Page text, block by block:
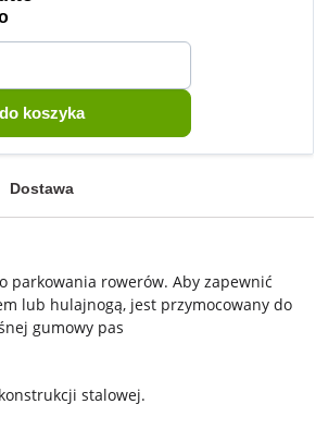
Dostawa
parkowania rowerów. Aby zapewnić
lub hulajnogą, jest przymocowany do
gumowy pas
stalowej.